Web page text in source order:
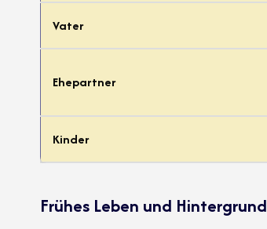
Vater
Ehepartner
Kinder
Frühes Leben und Hintergrund